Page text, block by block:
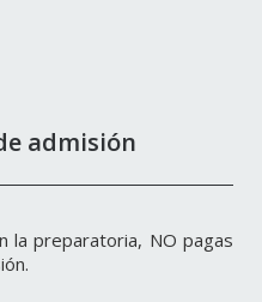
admisión
la preparatoria, NO pagas